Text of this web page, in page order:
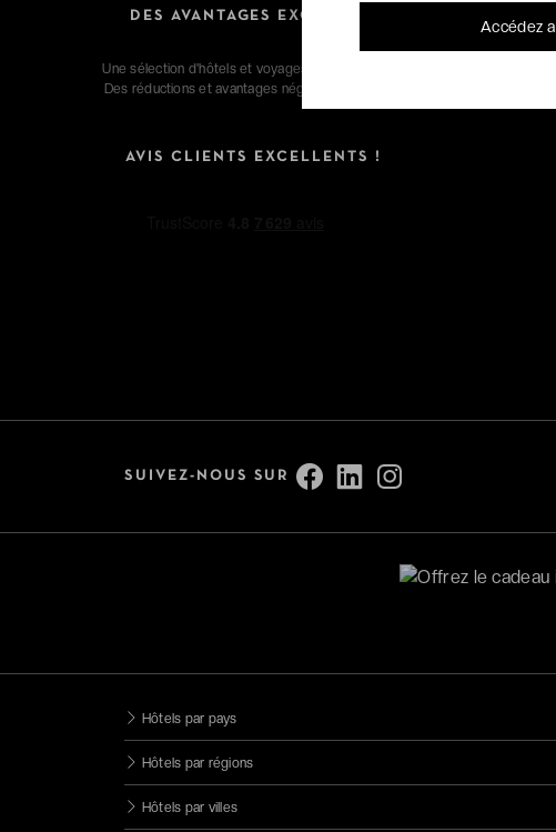
Thématiques
Collection été
4 étoiles
DES AVANTAGES EXCLUSIFS
Une sélection d'hôtels et voyages extraordinaires.
Des réductions et avantages négociés pour vous.
AVIS CLIENTS EXCELLENTS !
SUIVEZ-NOUS SUR
Hôtels par pays
Hôtels par régions
Hôtels par villes
Accédez